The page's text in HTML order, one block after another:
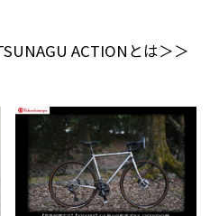
鍋セット
チケット等
美容
工芸品・
装飾品
エリア
浜市（神奈川県）
三浦市（神奈川県）
ACTIONとは＞＞